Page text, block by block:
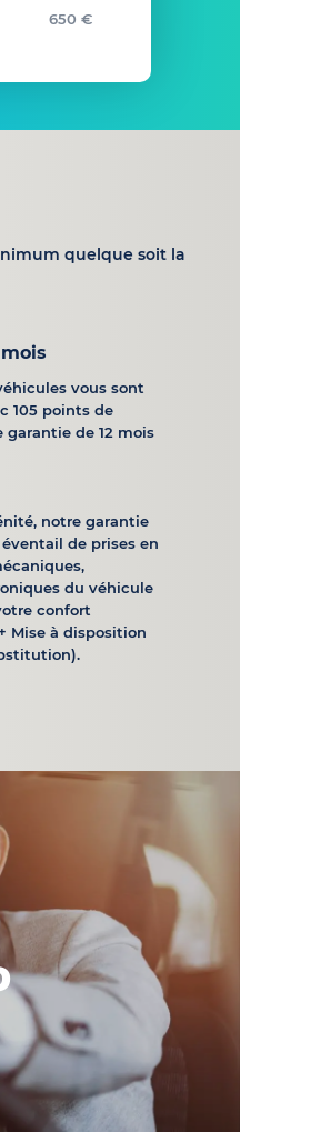
650 €
quelque soit la
vous sont
105 points de
de 12 mois
notre garantie
de prises en
du véhicule
confort
Mise à disposition